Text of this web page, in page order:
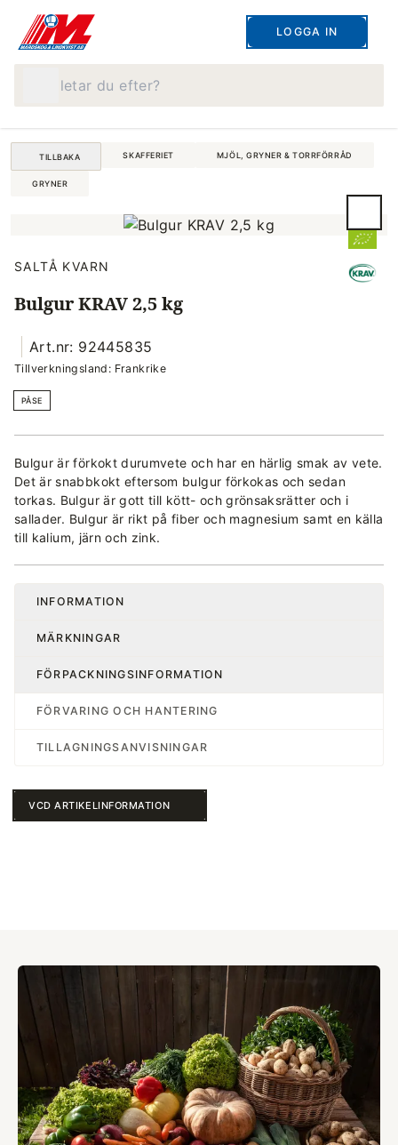
LOGGA IN
TILLBAKA SKAFFERIET MJÖL, GRYNER & TORRFÖRRÅD
GRYNER
SALTÅ KVARN
Bulgur KRAV 2,5 kg
Art.nr: 92445835
Tillverkningsland: Frankrike
PÅSE
Bulgur är förkokt durumvete och har en härlig smak av vete.
Det är snabbkokt eftersom bulgur förkokas och sedan
torkas. Bulgur är gott till kött- och grönsaksrätter och i
sallader. Bulgur är rikt på fiber och magnesium samt en källa
till kalium, järn och zink.
INFORMATION
MÄRKNINGAR
FÖRPACKNINGSINFORMATION
FÖRVARING OCH HANTERING
TILLAGNINGSANVISNINGAR
VCD ARTIKELINFORMATION